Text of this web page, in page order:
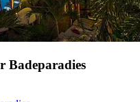
Badeparadies